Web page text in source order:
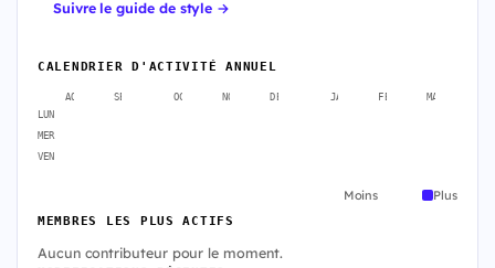
Suivre le guide de style →
CALENDRIER D'ACTIVITÉ ANNUEL
AOÛT SEPT. OCT. NOV. DÉC. JANV. FÉVR. MARS
LUN
MER
VEN
Moins Plus
MEMBRES LES PLUS ACTIFS
Aucun contributeur pour le moment.